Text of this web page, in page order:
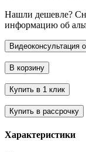
Нашли дешевле?
информацию об
Характеристики